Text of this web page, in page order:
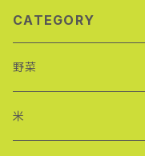
CATEGORY
野菜
アスパラガス
米